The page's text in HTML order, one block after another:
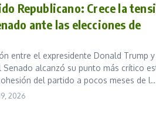
Republicano: Crece la
ante las elecciones de
entre el expresidente Donald Trump
Senado alcanzó su punto más crítico
del partido a pocos meses de
2026